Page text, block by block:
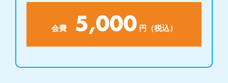
会費 5,000 円（税込）